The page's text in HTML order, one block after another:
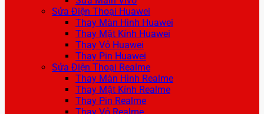
Sửa Điện Thoại Huawei
Thay Màn Hình Huawei
Thay Mặt Kính Huawei
Thay Vỏ Huawei
Thay Pin Huawei
Sửa Điện Thoại Realme
Thay Màn Hình Realme
Thay Mặt Kính Realme
Thay Pin Realme